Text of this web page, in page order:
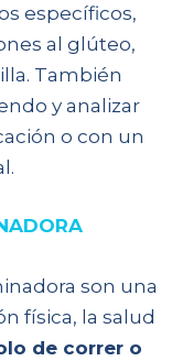
específicos,
al glúteo,
También
y analizar
o con un
son una
física, la salud
de correr o